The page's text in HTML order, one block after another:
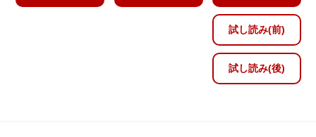
試し読み(前)
試し読み(後)